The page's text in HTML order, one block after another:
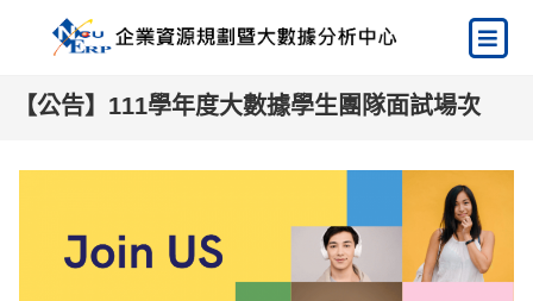
【公告】111學年度大數據學生團隊面試場次